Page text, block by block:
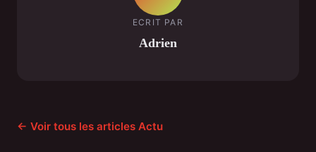
ECRIT PAR
Adrien
← Voir tous les articles Actu